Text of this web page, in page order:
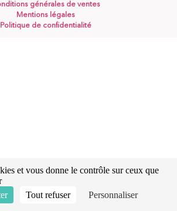
générales de ventes
Mentions légales
Politique de confidentialité
et vous donne le contrôle sur ceux que
Tout refuser Personnaliser